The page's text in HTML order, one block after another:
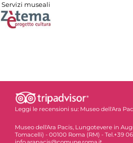
Servizi museali
Leggi le recensioni su: Museo dell'Ara
Museo dell'Ara Pacis, Lungotevere in
Tomacelli) - 00100 Roma (RM) - Tel.+39